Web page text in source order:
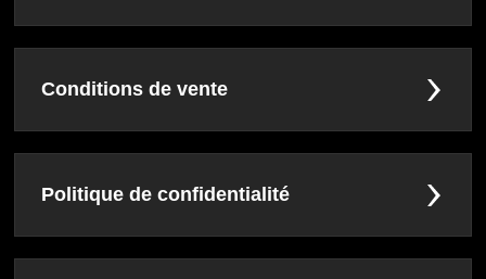
Conditions de vente
Politique de confidentialité